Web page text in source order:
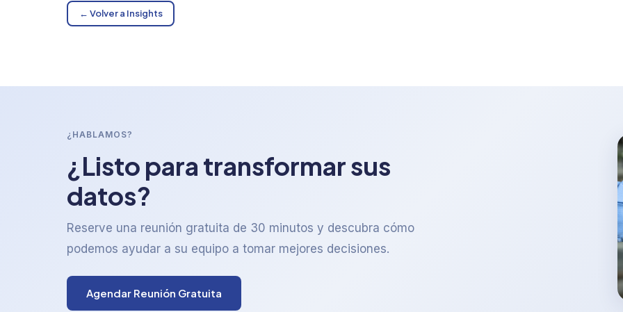
← Volver a Insights
¿HABLAMOS?
¿Listo para transformar sus
datos?
Reserve una reunión gratuita de 30 minutos y descubra cómo
podemos ayudar a su equipo a tomar mejores decisiones.
Agendar Reunión Gratuita